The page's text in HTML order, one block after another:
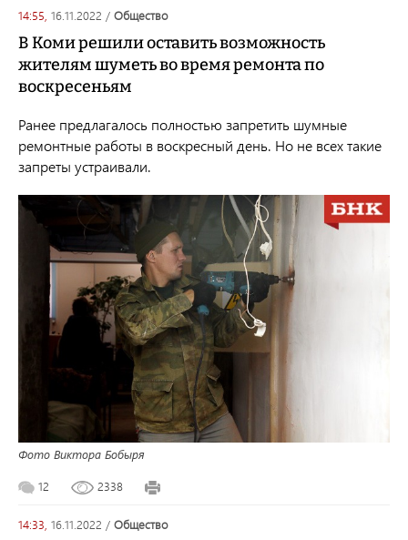
14:55, 16.11.2022 / общество
В Коми решили оставить возможность
жителям шуметь во время ремонта по
воскресеньям
Ранее предлагалось полностью запретить шумные
ремонтные работы в воскресный день. Но не всех такие
запреты устраивали.
Фото Виктора Бобыря
12 2338
14:33, 16.11.2022 / общество